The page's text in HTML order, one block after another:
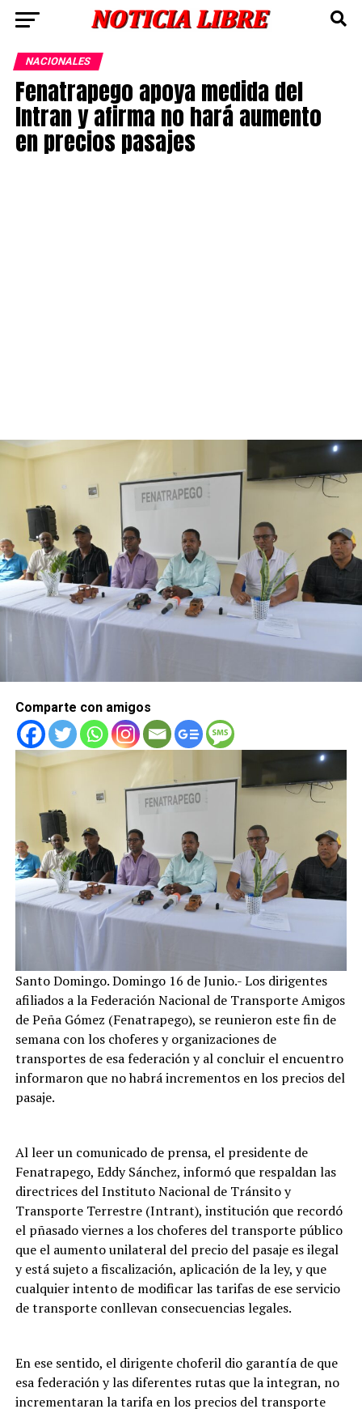
NACIONALES
Fenatrapego apoya medida del
Intran y afirma no hará aumento
en precios pasajes
Comparte con amigos
Santo Domingo. Domingo 16 de Junio.- Los dirigentes
afiliados a la Federación Nacional de Transporte Amigos
de Peña Gómez (Fenatrapego), se reunieron este fin de
semana con los choferes y organizaciones de
transportes de esa federación y al concluir el encuentro
informaron que no habrá incrementos en los precios del
pasaje.
Al leer un comunicado de prensa, el presidente de
Fenatrapego, Eddy Sánchez, informó que respaldan las
directrices del Instituto Nacional de Tránsito y
Transporte Terrestre (Intrant), institución que recordó
el pñasado viernes a los choferes del transporte público
que el aumento unilateral del precio del pasaje es ilegal
y está sujeto a fiscalización, aplicación de la ley, y que
cualquier intento de modificar las tarifas de ese servicio
de transporte conllevan consecuencias legales.
En ese sentido, el dirigente choferil dio garantía de que
esa federación y las diferentes rutas que la integran, no
incrementaran la tarifa en los precios del transporte